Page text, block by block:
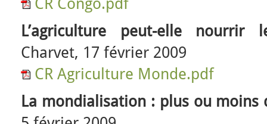
CR Congo.pdf
L’agriculture peut-elle nourrir
Charvet, 17 février 2009
CR Agriculture Monde.pdf
La mondialisation : plus ou moins